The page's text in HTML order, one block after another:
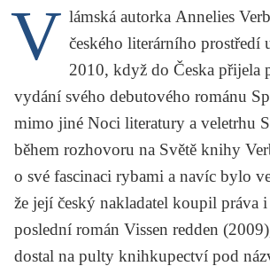
V lámská autorka Annelies
českého literárního prostředí
2010, když do Česka přijela
vydání svého debutového románu
mimo jiné Noci literatury a veletrhu
během rozhovoru na Světě knihy
o své fascinaci rybami a navíc bylo
že její český nakladatel koupil práva
poslední román Vissen redden
dostal na pulty knihkupectví pod